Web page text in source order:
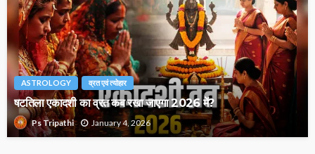
ASTROLOGY व्रत एवं त्योहार
षटतिला एकादशी का व्रत कब रखा जाएगा 2026 में?
Ps Tripathi January 4, 2026